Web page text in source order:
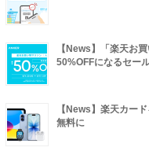
【News】「楽天お
50%OFFになるセー
【News】楽天カー
無料に